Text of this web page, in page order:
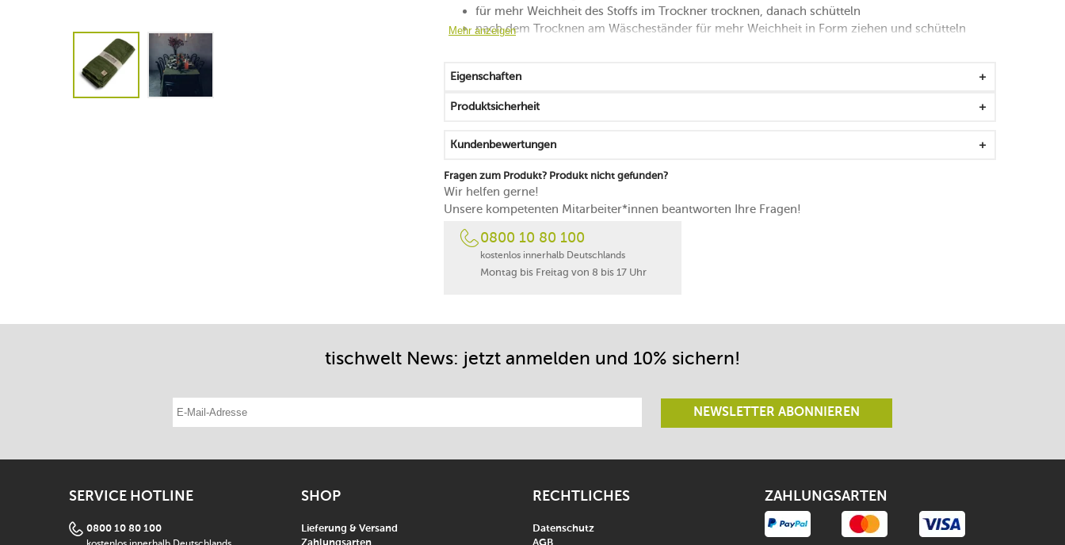
für mehr Weichheit des Stoffs im Trockner trocknen, danach schütteln
nach dem Trocknen am Wäscheständer für mehr Weichheit in Form ziehen und schütteln
Mehr anzeigen
Eigenschaften
Produktsicherheit
Kundenbewertungen
Fragen zum Produkt? Produkt nicht gefunden?
Wir helfen gerne!
Unsere kompetenten Mitarbeiter*innen beantworten Ihre Fragen!
0800 10 80 100
kostenlos innerhalb Deutschlands
Montag bis Freitag von 8 bis 17 Uhr
tischwelt News: jetzt anmelden und 10% sichern!
E-Mail-Adresse eintragen
NEWSLETTER ABONNIEREN
SERVICE HOTLINE
0800 10 80 100
SHOP
Lieferung & Versand
RECHTLICHES
Datenschutz
ZAHLUNGSARTEN